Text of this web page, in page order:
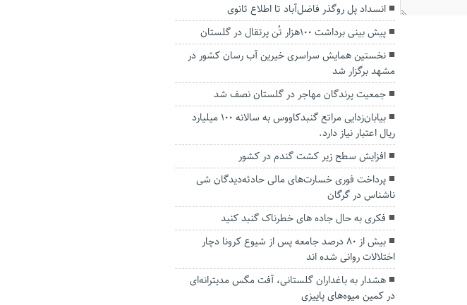
انسداد پل روگذر فاضل‌آباد تا اطلاع ثانوی
پیش بینی برداشت ۱۰۰هزار تُن پرتقال در گلستان
نخستین همایش سراسری خیرین آب رسان کشور در
مشهد برگزار شد
جمعیت پرندگان مهاجر در گلستان نصف شد
بیابان‌زدایی مراتع گنبدکاووس به سالانه ۱۰۰ میلیارد
ریال اعتبار نیاز دارد.
افزایش سطح زیر کشت گندم در کشور
پرداخت فوری خسارت‌های مالی حادثه‌دیدگان شی
ناشناس در گرگان
فکری به حال جاده های خطرناک گنبد کنید
بیش از ۸۰‌ درصد جامعه پس از شیوع کرونا دچار
اختلالات روانی شده اند
هشدار به باغداران گلستانی، آفت مگس مدیترانه‌ای
در کمین میوه‌های پاییزی